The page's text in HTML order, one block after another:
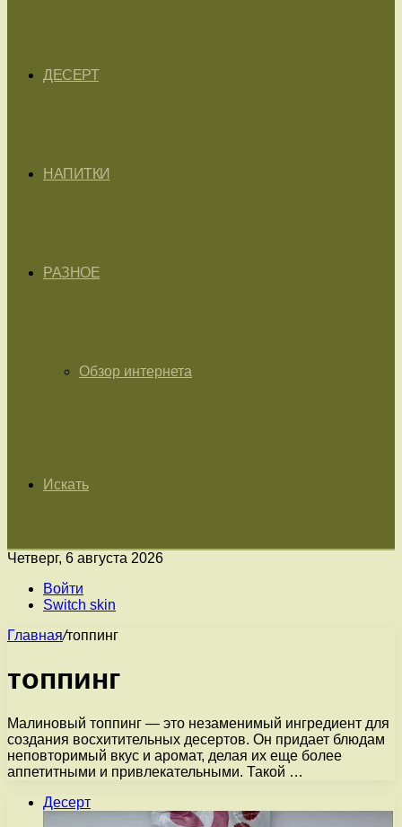
ДЕСЕРТ
НАПИТКИ
РАЗНОЕ
Обзор интернета
Искать
Четверг, 6 августа 2026
Войти
Switch skin
Главная/топпинг
топпинг
Малиновый топпинг — это незаменимый ингредиент для
создания восхитительных десертов. Он придает блюдам
неповторимый вкус и аромат, делая их еще более
аппетитными и привлекательными. Такой …
Десерт